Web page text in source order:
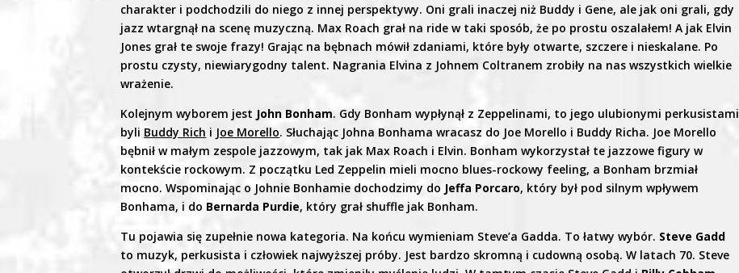
charakter i podchodzili do niego z innej perspektywy. Oni grali inaczej niż Buddy i Gene, ale jak oni grali, gdy
jazz wtargnął na scenę muzyczną. Max Roach grał na ride w taki sposób, że po prostu oszalałem! A jak Elvin
Jones grał te swoje frazy! Grając na bębnach mówił zdaniami, które były otwarte, szczere i nieskalane. Po
prostu czysty, niewiarygodny talent. Nagrania Elvina z Johnem Coltranem zrobiły na nas wszystkich wielkie
wrażenie.
Kolejnym wyborem jest John Bonham. Gdy Bonham wypłynął z Zeppelinami, to jego ulubionymi perkusistami
byli Buddy Rich i Joe Morello. Słuchając Johna Bonhama wracasz do Joe Morello i Buddy Richa. Joe Morello
bębnił w małym zespole jazzowym, tak jak Max Roach i Elvin. Bonham wykorzystał te jazzowe figury w
kontekście rockowym. Z początku Led Zeppelin mieli mocno blues-rockowy feeling, a Bonham brzmiał
mocno. Wspominając o Johnie Bonhamie dochodzimy do Jeffa Porcaro, który był pod silnym wpływem
Bonhama, i do Bernarda Purdie, który grał shuffle jak Bonham.
Tu pojawia się zupełnie nowa kategoria. Na końcu wymieniam Steve’a Gadda. To łatwy wybór. Steve Gadd
to muzyk, perkusista i człowiek najwyższej próby. Jest bardzo skromną i cudowną osobą. W latach 70. Steve